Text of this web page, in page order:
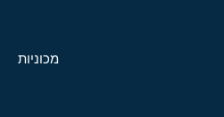
מכוניות